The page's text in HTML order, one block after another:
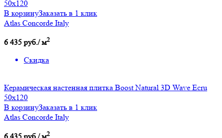
50x120
В корзинуЗаказать в 1 клик
Atlas Concorde Italy
6 435 руб./ м2
Скидка
Керамическая настенная плитка Boost Natural 3D Wave Ecru
50x120
В корзинуЗаказать в 1 клик
Atlas Concorde Italy
2